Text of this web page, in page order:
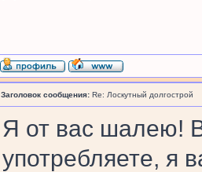
Заголовок сообщения: Re: Лоскутный долгострой
Я от вас шалею!
употребляете, я